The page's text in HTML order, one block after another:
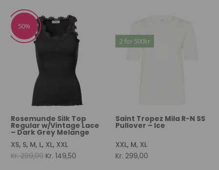
50%
Rosemunde Silk Top
Regular w/Vintage Lace
– Dark Grey Melange
XS, S, M, L, XL, XXL
Kr.299,00 Original
Kr. 149,50
2 for 500kr
Saint Tropez Mila R-N SS
Pullover – Ice
XXL, M, XL
Kr. 299,00